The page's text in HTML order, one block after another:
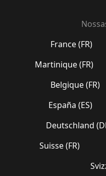
France (FR)
Martinique (FR)
Belgique (FR)
España (ES)
Deutschland
Suisse (FR)